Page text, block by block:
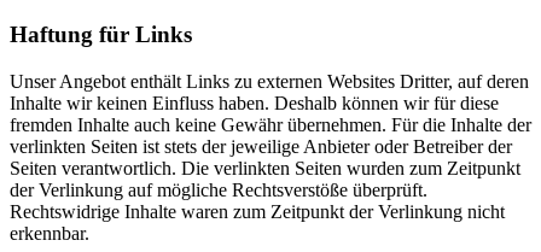
Haftung für Links
Unser Angebot enthält Links zu externen Websites Dritter, auf deren
Inhalte wir keinen Einfluss haben. Deshalb können wir für diese
fremden Inhalte auch keine Gewähr übernehmen. Für die Inhalte der
verlinkten Seiten ist stets der jeweilige Anbieter oder Betreiber der
Seiten verantwortlich. Die verlinkten Seiten wurden zum Zeitpunkt
der Verlinkung auf mögliche Rechtsverstöße überprüft.
Rechtswidrige Inhalte waren zum Zeitpunkt der Verlinkung nicht
erkennbar.